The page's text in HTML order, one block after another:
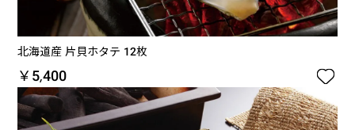
北海道産 片貝ホタテ 12枚
￥5,400 